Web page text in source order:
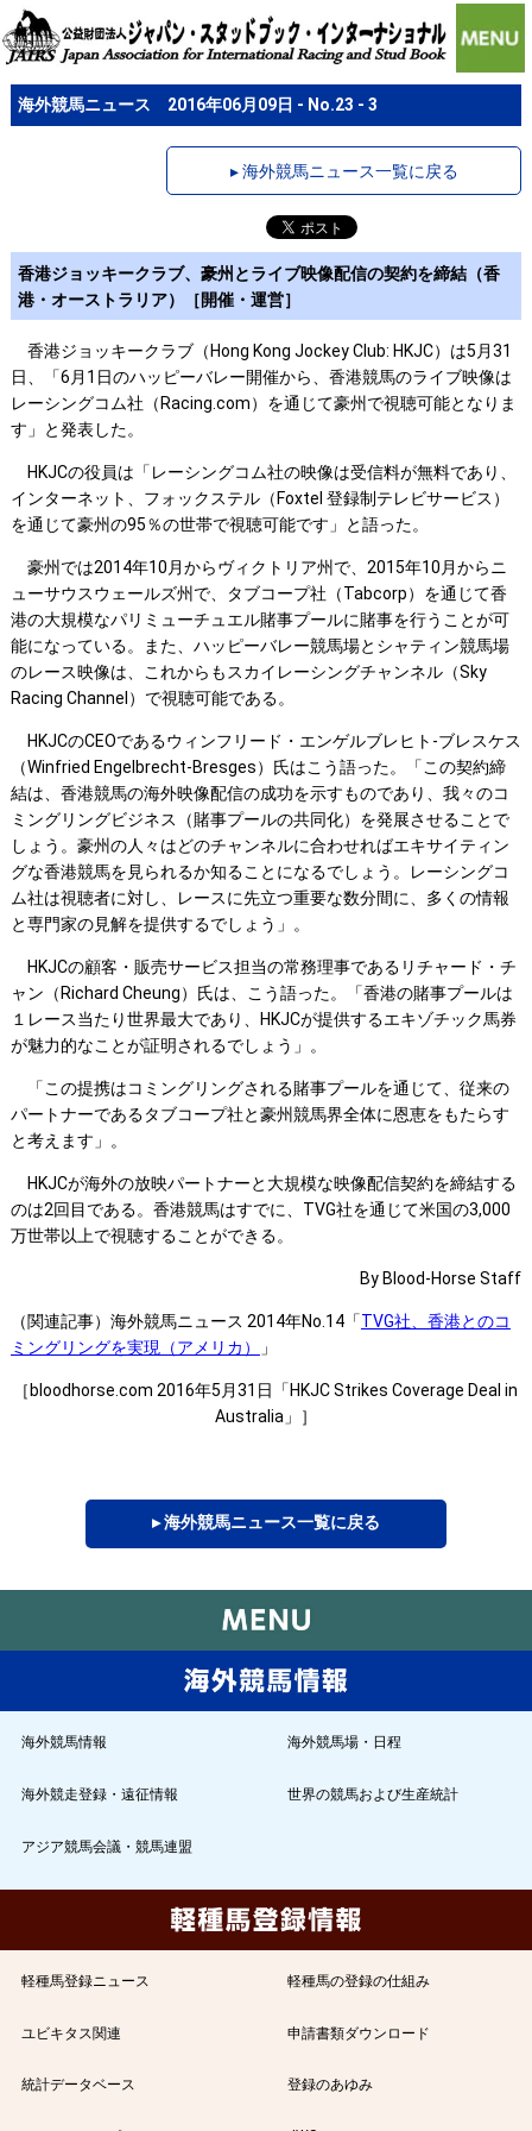
海外競馬ニュース 2016年06月09日 - No.23 - 3
▸ 海外競馬ニュース一覧に戻る
香港ジョッキークラブ、豪州とライブ映像配信の契約を締結（香
港・オーストラリア）［開催・運営］
香港ジョッキークラブ（Hong Kong Jockey Club: HKJC）は5月31
日、「6月1日のハッピーバレー開催から、香港競馬のライブ映像は
レーシングコム社（Racing.com）を通じて豪州で視聴可能となりま
す」と発表した。
HKJCの役員は「レーシングコム社の映像は受信料が無料であり、
インターネット、フォックステル（Foxtel 登録制テレビサービス）
を通じて豪州の95％の世帯で視聴可能です」と語った。
豪州では2014年10月からヴィクトリア州で、2015年10月からニ
ューサウスウェールズ州で、タブコープ社（Tabcorp）を通じて香
港の大規模なパリミューチュエル賭事プールに賭事を行うことが可
能になっている。また、ハッピーバレー競馬場とシャティン競馬場
のレース映像は、これからもスカイレーシングチャンネル（Sky
Racing Channel）で視聴可能である。
HKJCのCEOであるウィンフリード・エンゲルブレヒト-ブレスケス
（Winfried Engelbrecht-Bresges）氏はこう語った。「この契約締
結は、香港競馬の海外映像配信の成功を示すものであり、我々のコ
ミングリングビジネス（賭事プールの共同化）を発展させることで
しょう。豪州の人々はどのチャンネルに合わせればエキサイティン
グな香港競馬を見られるか知ることになるでしょう。レーシングコ
ム社は視聴者に対し、レースに先立つ重要な数分間に、多くの情報
と専門家の見解を提供するでしょう」。
HKJCの顧客・販売サービス担当の常務理事であるリチャード・チ
ャン（Richard Cheung）氏は、こう語った。「香港の賭事プールは
１レース当たり世界最大であり、HKJCが提供するエキゾチック馬券
が魅力的なことが証明されるでしょう」。
「この提携はコミングリングされる賭事プールを通じて、従来の
パートナーであるタブコープ社と豪州競馬界全体に恩恵をもたらす
と考えます」。
HKJCが海外の放映パートナーと大規模な映像配信契約を締結する
のは2回目である。香港競馬はすでに、TVG社を通じて米国の3,000
万世帯以上で視聴することができる。
By Blood-Horse Staff
（関連記事）海外競馬ニュース 2014年No.14「TVG社、香港とのコ
ミングリングを実現（アメリカ）
」
［bloodhorse.com 2016年5月31日「HKJC Strikes Coverage Deal in
Australia」］
▸ 海外競馬ニュース一覧に戻る
海外競馬情報 海外競馬場・日程
海外競走登録・遠征情報 世界の競馬および生産統計
アジア競馬会議・競馬連盟
軽種馬登録ニュース 軽種馬の登録の仕組み
ユビキタス関連 申請書類ダウンロード
統計データベース 登録のあゆみ